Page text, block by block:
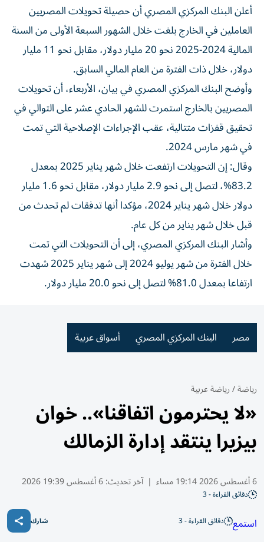
أعلن البنك المركزي المصري أن حصيلة تحويلات المصريين
العاملين في الخارج بلغت خلال الشهور السبعة الأولى من السنة
المالية 2024-2025 نحو 20 مليار دولار، مقابل نحو 11 مليار
دولار، خلال ذات الفترة من العام المالي السابق.
وأوضح البنك المركزي المصري في بيان، الأربعاء، أن تحويلات
المصريين بالخارج استمرت للشهر الحادي عشر على التوالي في
تحقيق قفزات متتالية، عقب الإجراءات الإصلاحية التي تمت
في شهر مارس 2024.
وقال: إن التحويلات ارتفعت خلال شهر يناير 2025 بمعدل
83.2%، لتصل إلى نحو 2.9 مليار دولار، مقابل نحو 1.6 مليار
دولار خلال شهر يناير 2024، مؤكدا أنها تدفقات لم تحدث من
قبل خلال شهر يناير من كل عام.
وأشار البنك المركزي المصري، إلى أن التحويلات التي تمت
خلال الفترة من شهر يوليو 2024 إلى شهر يناير 2025 شهدت
ارتفاعا بمعدل 81.0% لتصل إلى نحو 20.0 مليار دولار.
مصر البنك المركزي المصري أسواق عربية
رياضة/رياضة عربية
«لا يحترمون اتفاقنا».. خوان
بيزيرا ينتقد إدارة الزمالك
6 أغسطس 2026 19:14 مساء | آخر تحديث:6 أغسطس 19:39 2026
دقائق القراءة - 3
استمع دقائق القراءة - 3 شارك